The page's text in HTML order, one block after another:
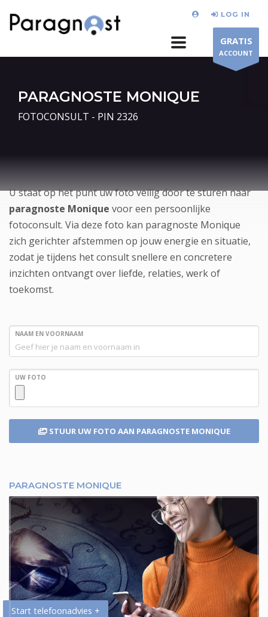
LOG IN
GRATIS
ACCOUNT
PARAGNOSTE MONIQUE
FOTOCONSULT - PIN 2326
U staat op het punt uw foto veilig door te sturen naar
paragnoste Monique voor een persoonlijke
fotoconsult. Via deze foto kan paragnoste Monique
zich gerichter afstemmen op jouw energie en situatie,
zodat je tijdens het consult snellere en concretere
inzichten ontvangt over liefde, relaties, werk of
toekomst.
NAAM EN VOORNAAM
UW FOTO
STUUR UW FOTO AAN PARAGNOSTE MONIQUE
PARAGNOSTE MONIQUE
Start telefoonadvies +